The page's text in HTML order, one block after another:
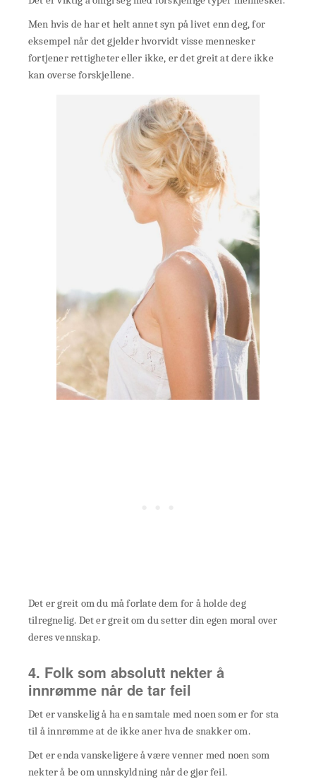
Men hvis de har et helt annet syn på livet enn deg, for
eksempel når det gjelder hvorvidt visse mennesker
fortjener rettigheter eller ikke, er det greit at dere ikke
kan overse forskjellene.
Det er greit om du må forlate dem for å holde deg
tilregnelig. Det er greit om du setter din egen moral over
deres vennskap.
4. Folk som absolutt nekter å
innrømme når de tar feil
Det er vanskelig å ha en samtale med noen som er for sta
til å innrømme at de ikke aner hva de snakker om.
Det er enda vanskeligere å være venner med noen som
nekter å be om unnskyldning når de gjør feil.